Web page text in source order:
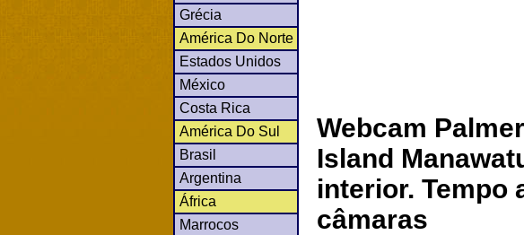
Grécia
América Do Norte
Estados Unidos
México
Costa Rica
América Do Sul
Brasil
Argentina
África
Marrocos
Webcam
Island
interior. Tempo
câmaras